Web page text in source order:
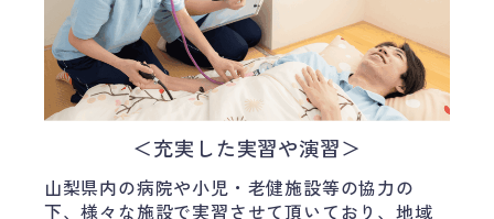
＜充実した実習や演習＞
山梨県内の病院や小児・老健施設等の協力の
下、様々な施設で実習させて頂いており、地域